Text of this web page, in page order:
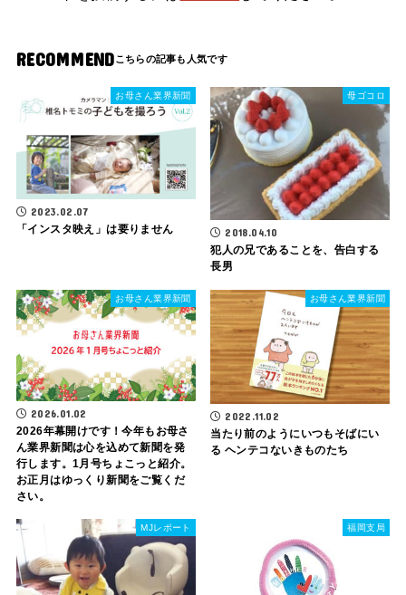
RECOMMEND
お母さん業界新聞
2023.02.07
「インスタ映え」は要りません
母ゴコロ
2018.04.10
犯人の兄であることを、告白する
長男
お母さん業界新聞
2026.01.02
2026年幕開けです！今年もお母さ
ん業界新聞は心を込めて新聞を発
行します。1月号ちょこっと紹介。
お正月はゆっくり新聞をご覧くだ
さい。
お母さん業界新聞
2022.11.02
当たり前のようにいつもそばにい
る ヘンテコないきものたち
MJレポート 福岡支局